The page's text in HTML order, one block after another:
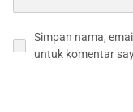
Simpan nama,
untuk komentar